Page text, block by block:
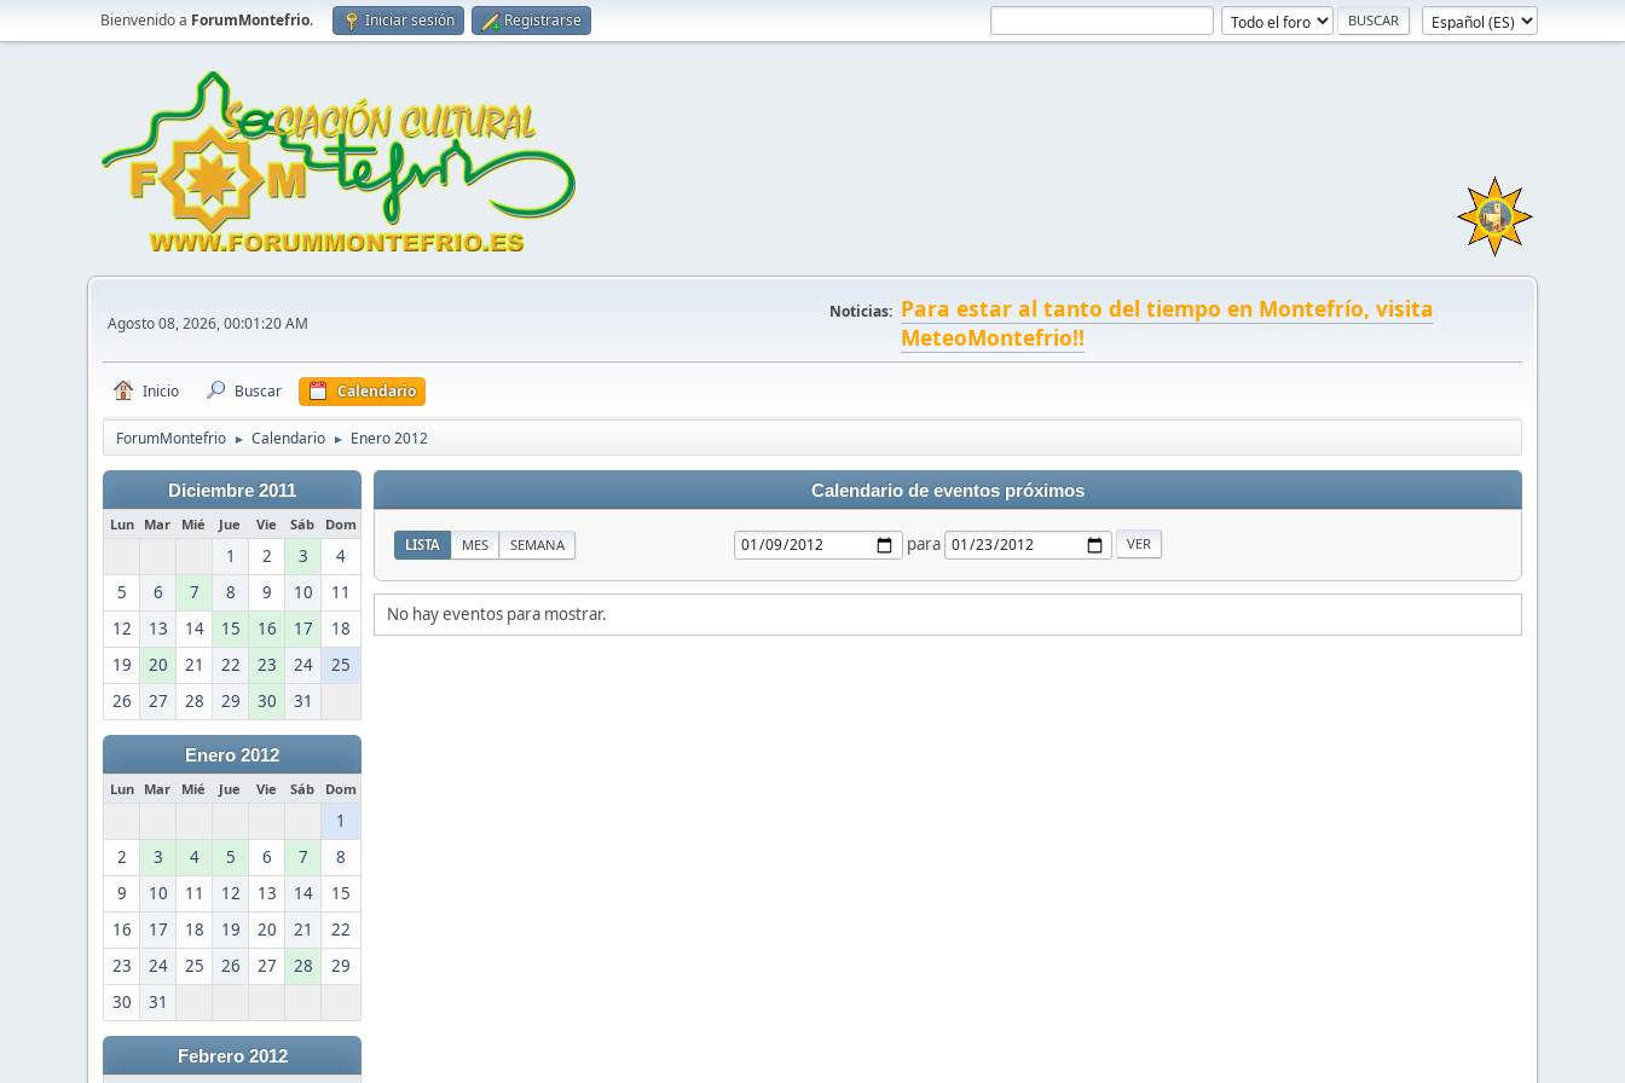
Bienvenido a ForumMontefrio. Iniciar sesión Registrarse
Agosto 08, 2026, 00:01:20 AM
Noticias: Para estar al tanto del tiempo en Montefrío, visita
MeteoMontefrio!!
Inicio Buscar Calendario
ForumMontefrio ► Calendario ► Enero 2012
Diciembre 2011
Lun Mar Mié Jue Vie Sáb Dom
1 2 3
4
5
6 7 8 9 10
11
12
13 14 15 16 17
18
19
20 21 22 23 24
25
26
27 28 29 30 31
Enero 2012
Lun Mar Mié Jue Vie Sáb Dom
1
2
3 4 5 6 7
8
9
10 11 12 13 14
15
16
17 18 19 20 21
22
23
24 25 26 27 28
29
30
31
Febrero 2012
Calendario de eventos próximos
LISTA MES SEMANA para
No hay eventos para mostrar.